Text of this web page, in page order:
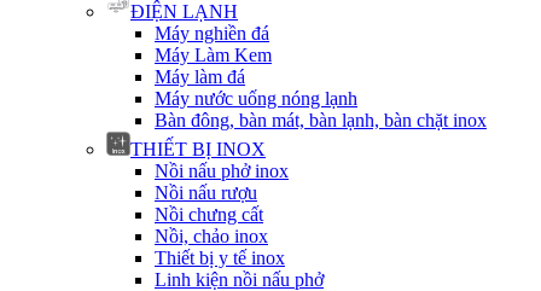
ĐIỆN LẠNH
Máy nghiền đá
Máy Làm Kem
Máy làm đá
Máy nước uống nóng lạnh
Bàn đông, bàn mát, bàn lạnh, bàn chặt inox
THIẾT BỊ INOX
Nồi nấu phở inox
Nồi nấu rượu
Nồi chưng cất
Nồi, chảo inox
Thiết bị y tế inox
Linh kiện nồi nấu phở